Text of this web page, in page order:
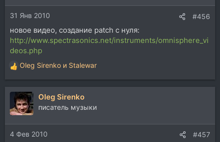
31 Янв 2010 #456
новое видео, создание patch с нуля:
http://www.spectrasonics.net/instruments/omnisphere_vi
deos.php
Р
е
а
ц
и
и
:
Oleg Sirenko и Stalewar
Oleg Sirenko
писатель музыки
4 Фев 2010 #457